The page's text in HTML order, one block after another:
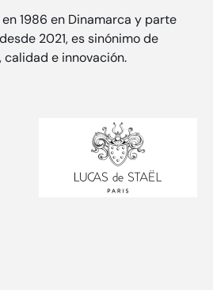
1986 en Dinamarca y parte
2021, es sinónimo de
e innovación.